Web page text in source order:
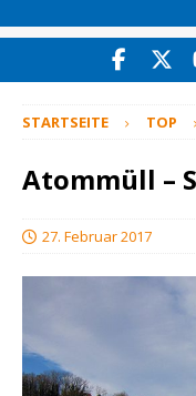
STARTSEITE TOP
Atommüll –
27. Februar 2017